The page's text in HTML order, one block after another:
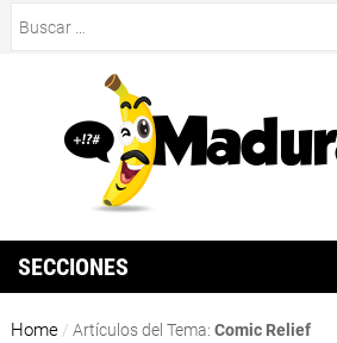
SECCIONES
Home / Artículos del Tema: Comic Relief